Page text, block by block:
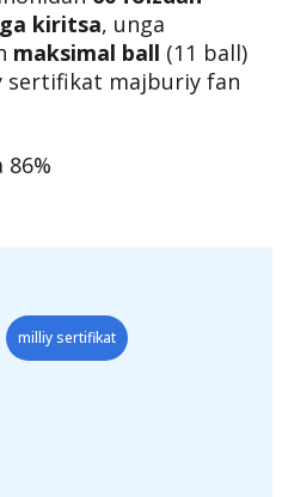
fan sifatida
abituriyent
60 foizdan
kiritsa
sertifikat majburiy fan